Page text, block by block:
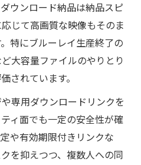
ウンロード納品は納品スピ
じて高画質な映像もそのま
特にブルーレイ生産終了の
大容量ファイルのやりとり
されています。
専用ダウンロードリンクを
ィ面でも一定の安全性が確
や有効期限付きリンクな
を抑えつつ、複数人への同